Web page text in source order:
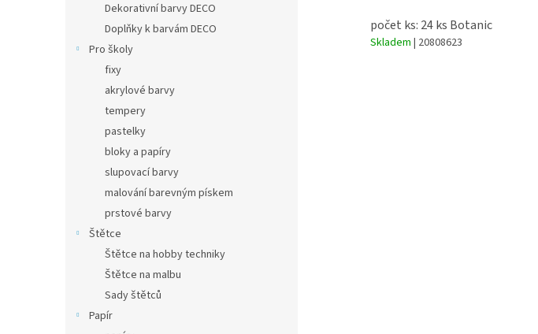
Dekorativní barvy DECO
Doplňky k barvám DECO
Pro školy
fixy
akrylové barvy
tempery
pastelky
bloky a papíry
slupovací barvy
malování barevným pískem
prstové barvy
Štětce
Štětce na hobby techniky
Štětce na malbu
Sady štětců
Papír
počet ks: 24 ks Botanic
Skladem | 20808623